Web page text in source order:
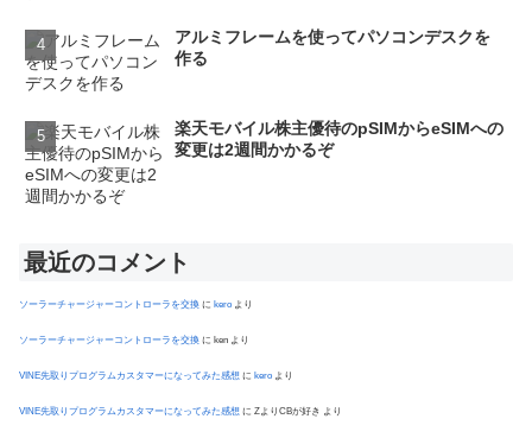
アルミフレームを使ってパソコンデスクを
作る
楽天モバイル株主優待のpSIMからeSIMへの
変更は2週間かかるぞ
最近のコメント
ソーラーチャージャーコントローラを交換 に kero より
ソーラーチャージャーコントローラを交換 に ken より
VINE先取りプログラムカスタマーになってみた感想 に kero より
VINE先取りプログラムカスタマーになってみた感想 に ZよりCBが好き より